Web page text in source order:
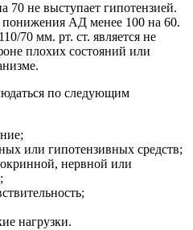
70 не выступает гипотензией.
понижения АД менее 100 на 60.
70 мм. рт. ст. является не
плохих состояний или
по следующим
или гипотензивных средств;
нервной или
нагрузки.